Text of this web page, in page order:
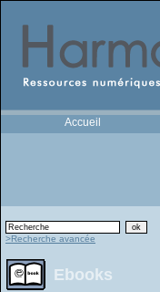
Accueil
>Recherche avancée
Ebooks